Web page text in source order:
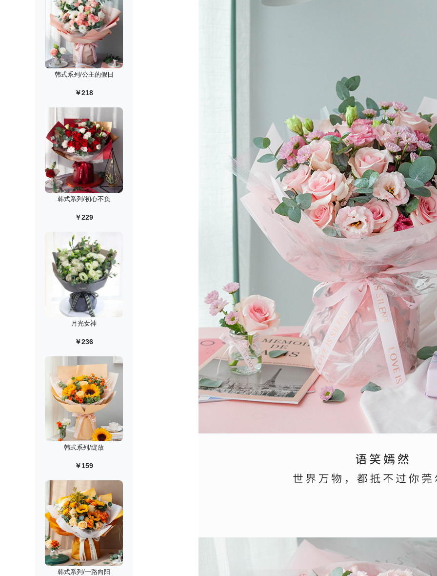
韩式系列/公主的假日
￥218
韩式系列/初心不负
￥229
月光女神
￥236
韩式系列/绽放
￥159
韩式系列/一路向阳